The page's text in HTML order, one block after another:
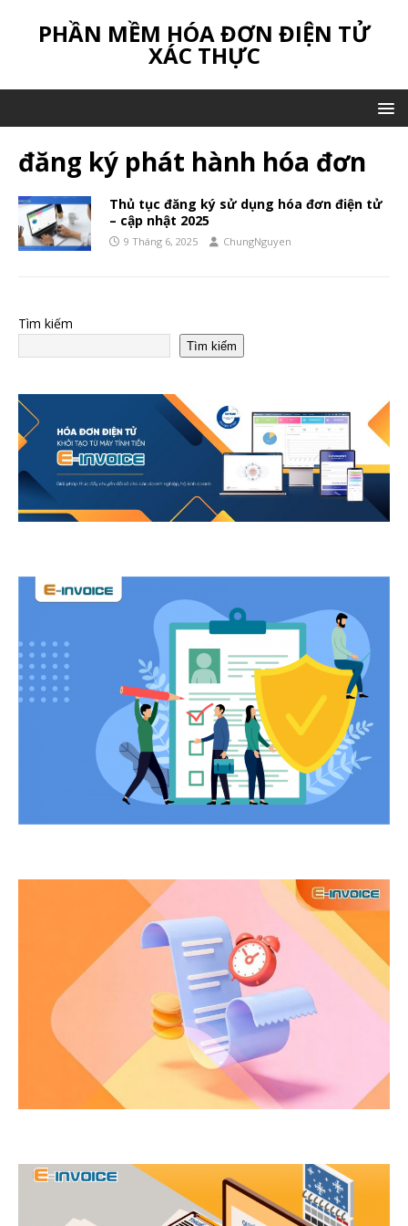
PHẦN MỀM HÓA ĐƠN ĐIỆN TỬ
XÁC THỰC
đăng ký phát hành hóa đơn
Thủ tục đăng ký sử dụng hóa đơn điện tử
– cập nhật 2025
9 Tháng 6, 2025 ChungNguyen
Tìm kiếm
Tìm kiếm